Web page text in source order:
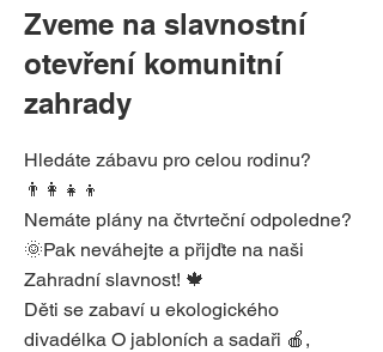
Zveme na slavnostní
otevření komunitní
zahrady
Hledáte zábavu pro celou rodinu?
👨‍👩‍👧‍👦
Nemáte plány na čtvrteční odpoledne?
🌞Pak neváhejte a přijďte na naši
Zahradní slavnost! 🍁
Děti se zabaví u ekologického
divadélka O jabloních a sadaři 🍎,